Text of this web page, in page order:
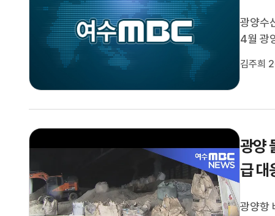
광양수
4월 광
선정했
김주희
광양
급 대
광양항